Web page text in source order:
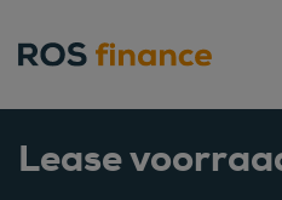
Lease